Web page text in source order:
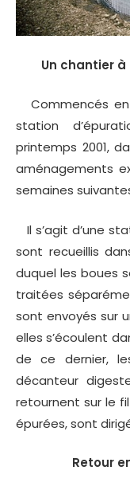
Un chantier
Commencés en
station
printemps 2001,
aménagements
semaines
Il s’agit d’une
sont recueillis
duquel les boues
traitées
sont envoyés sur
elles s’écoulent
de ce dernier,
décanteur
retournent sur le
épurées, sont
Retour